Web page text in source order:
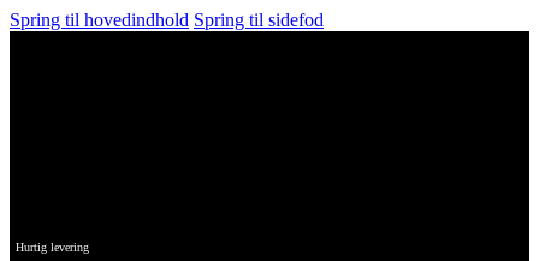
Spring til hovedindhold Spring til sidefod
Hurtig levering